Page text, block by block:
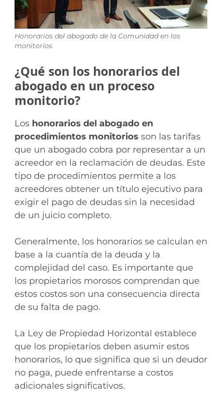
Honorarios del abogado de la Comunidad en los
monitorios
¿Qué son los honorarios del
abogado en un proceso
monitorio?
Los honorarios del abogado en
procedimientos monitorios son las tarifas
que un abogado cobra por representar a un
acreedor en la reclamación de deudas. Este
tipo de procedimientos permite a los
acreedores obtener un título ejecutivo para
exigir el pago de deudas sin la necesidad
de un juicio completo.
Generalmente, los honorarios se calculan en
base a la cuantía de la deuda y la
complejidad del caso. Es importante que
los propietarios morosos comprendan que
estos costos son una consecuencia directa
de su falta de pago.
La Ley de Propiedad Horizontal establece
que los propietarios deben asumir estos
honorarios, lo que significa que si un deudor
no paga, puede enfrentarse a costos
adicionales significativos.